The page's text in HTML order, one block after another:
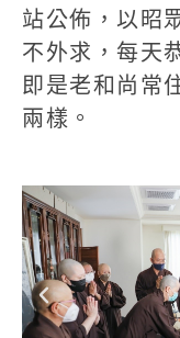
站公佈，以昭
不外求，每天
即是老和尚常
兩樣。